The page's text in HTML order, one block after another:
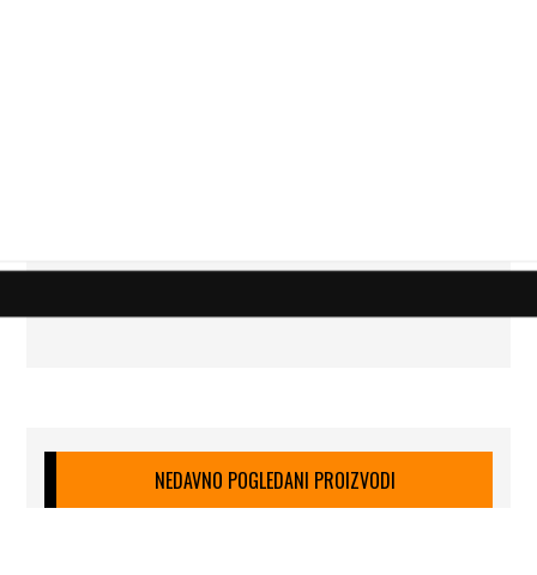
NEDAVNO POGLEDANI PROIZVODI